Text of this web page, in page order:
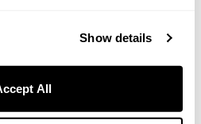
Show details
All